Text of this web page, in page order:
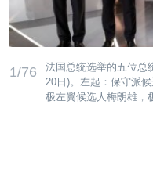
1/76
法国总统选举的五位总
20日)。左起：保守派
极左翼候选人梅朗雄，